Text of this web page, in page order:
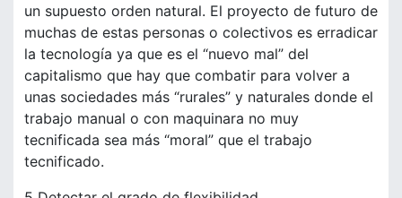
un supuesto orden natural. El proyecto de futuro de
muchas de estas personas o colectivos es erradicar
la tecnología ya que es el “nuevo mal” del
capitalismo que hay que combatir para volver a
unas sociedades más “rurales” y naturales donde el
trabajo manual o con maquinara no muy
tecnificada sea más “moral” que el trabajo
tecnificado.